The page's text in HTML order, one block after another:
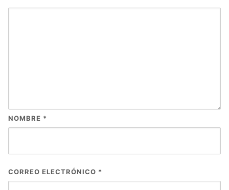
NOMBRE *
CORREO ELECTRÓNICO *